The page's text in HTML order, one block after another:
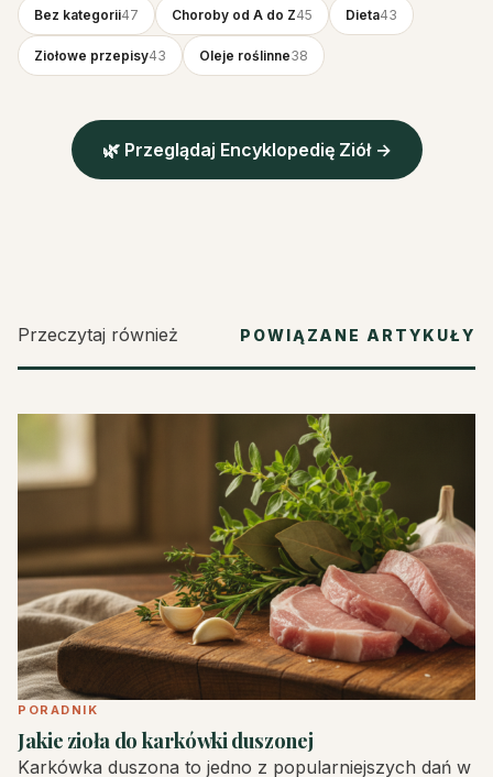
Bez kategorii47 Choroby od A do Z45 Dieta43
Ziołowe przepisy43 Oleje roślinne38
🌿 Przeglądaj Encyklopedię Ziół →
Przeczytaj również POWIĄZANE ARTYKUŁY
PORADNIK
Jakie zioła do karkówki duszonej
Karkówka duszona to jedno z popularniejszych dań w